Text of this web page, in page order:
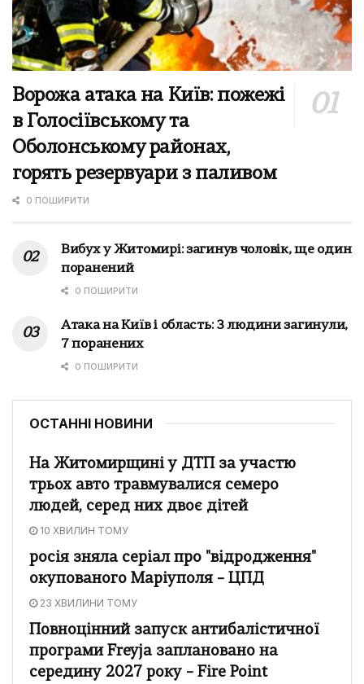
Ворожа атака на Київ: пожежі
в Голосіївському та
Оболонському районах,
горять резервуари з паливом
0 ПОШИРИТИ
Вибух у Житомирі: загинув чоловік, ще один
поранений
0 ПОШИРИТИ
Атака на Київ і область: 3 людини загинули,
7 поранених
0 ПОШИРИТИ
ОСТАННІ НОВИНИ
На Житомирщині у ДТП за участю
трьох авто травмувалися семеро
людей, серед них двоє дітей
10 ХВИЛИН ТОМУ
росія зняла серіал про "відродження"
окупованого Маріуполя – ЦПД
23 ХВИЛИНИ ТОМУ
Повноцінний запуск антибалістичної
програми Freyja заплановано на
середину 2027 року – Fire Point